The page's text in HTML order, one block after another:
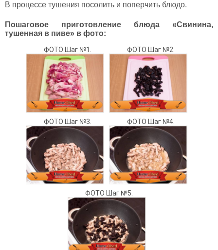
В процессе тушения посолить и поперчить блюдо.
Пошаговое приготовление блюда «Свинина,
тушенная в пиве» в фото:
ФОТО Шаг №1. ФОТО Шаг №2.
ФОТО Шаг №3. ФОТО Шаг №4.
ФОТО Шаг №5.